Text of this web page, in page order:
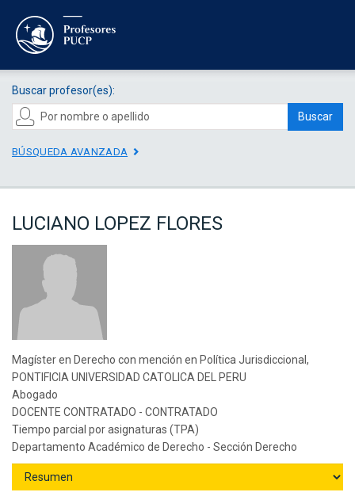
Buscar profesor(es):
Buscar
BÚSQUEDA AVANZADA
LUCIANO LOPEZ FLORES
Magíster en Derecho con mención en Política Jurisdiccional,
PONTIFICIA UNIVERSIDAD CATOLICA DEL PERU
Abogado
DOCENTE CONTRATADO - CONTRATADO
Tiempo parcial por asignaturas (TPA)
Departamento Académico de Derecho - Sección Derecho